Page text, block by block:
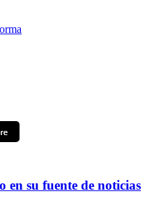
en su fuente de noticias